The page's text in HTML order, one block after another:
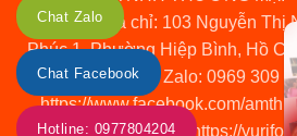
Chat Zalo
Chat Facebook
Hotline: 0977804204
GROUP • Địa chỉ: 103 Nguyễn
Phúc 1, Phường Hiệp Bình, Hồ Chí
309 120 • Zalo: 0969 309
https://www.facebook.com/
Website: https://